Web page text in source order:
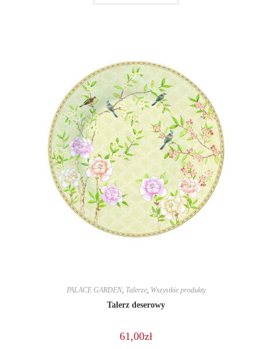
PALACE GARDEN, Talerze, Wszystkie produkty
Talerz deserowy
61,00zł